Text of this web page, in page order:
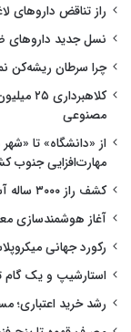
راز تناقض داروهای
نسل جدید داروهای
چرا سرطان ریشه‌کن
مصنوعی
از «دانشگاه» تا
مهارت‌افزایی جنوب
کشف راز ۳۰۰۰ ساله آشوریان
آغاز هوشمندسازی
رکورد جهانی
استارشیپ و یک گام
رشد خرید اعتباری؛